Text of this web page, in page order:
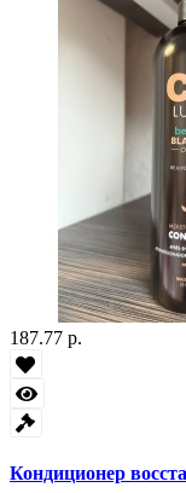
187.77 р.
Кондиционер